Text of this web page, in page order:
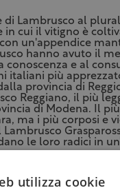
Lambrusco al
in cui il vitigno è
un'appendice
hanno avuto il
e al
italiani più
provincia di
Reggiano, il più
di Modena. Il
ma i più corposi e
le loro radici in
principio che
utilizza cookie